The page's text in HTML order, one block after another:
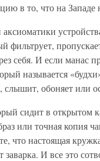
в то, что на Западе
фильтрует,
себя. И если манас
называется
обоняет или
сидит в открытом
или точная копия
что настоящая
И все это